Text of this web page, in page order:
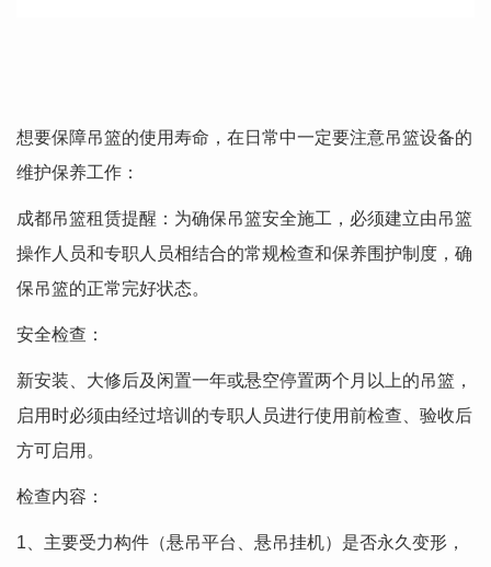
想要保障吊篮的使用寿命，在日常中一定要注意吊篮设备的
维护保养工作：
成都吊篮租赁提醒：为确保吊篮安全施工，必须建立由吊篮
操作人员和专职人员相结合的常规检查和保养围护制度，确
保吊篮的正常完好状态。
安全检查：
新安装、大修后及闲置一年或悬空停置两个月以上的吊篮，
启用时必须由经过培训的专职人员进行使用前检查、验收后
方可启用。
检查内容：
1、主要受力构件（悬吊平台、悬吊挂机）是否永久变形，